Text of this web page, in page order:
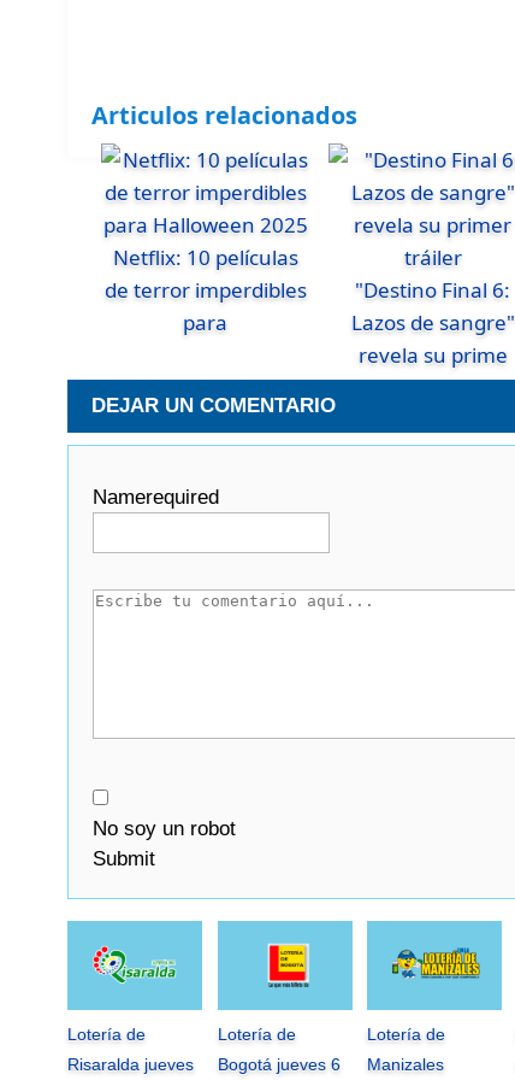
Articulos relacionados
Netflix: 10 películas
de terror imperdibles
para
"Destino Final 6:
Lazos de sangre"
revela su prime
DEJAR UN COMENTARIO
Namerequired
No soy un robot
Submit
Lotería de
Risaralda jueves
Lotería de
Bogotá jueves 6
Lotería de
Manizales